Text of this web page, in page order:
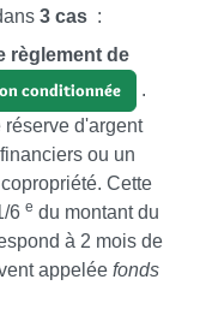
3 cas :
règlement de
conditionnée
.
réserve d'argent
ou un
Cette
6 e du montant du
à 2 mois de
appelée fonds